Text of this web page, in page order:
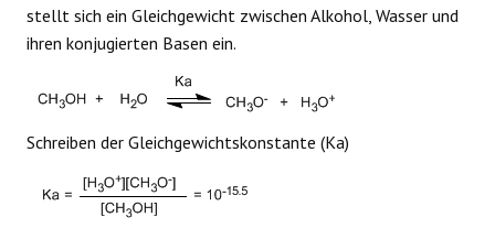
stellt sich ein Gleichgewicht zwischen Alkohol, Wasser und
ihren konjugierten Basen ein.
Schreiben der Gleichgewichtskonstante (Ka)